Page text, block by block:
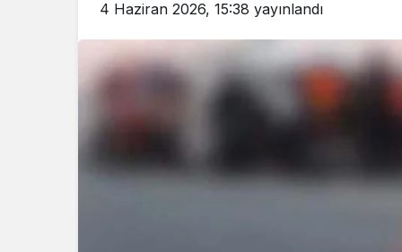
4 Haziran 2026, 15:38 yayınlandı